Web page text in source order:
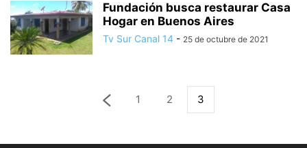
Fundación busca restaurar Casa
Hogar en Buenos Aires
Tv Sur Canal 14 - 25 de octubre de 2021
1 2 3